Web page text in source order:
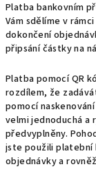
Platba bankovním
Vám sdělíme v
dokončení
připsání částky na
Platba pomocí QR
rozdílem, že
pomocí
velmi jednoduchá a
předvyplněny.
jste použili platební
objednávky a